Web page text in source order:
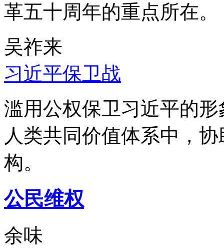
革五十周年的重点所在。
吴祚来
习近平保卫战
滥用公权保卫习近平的
人类共同价值体系中，
构。
公民维权
余味